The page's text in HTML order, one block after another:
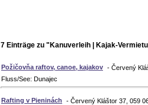
7 Einträge zu "Kanuverleih | Kajak-
Požičovňa raftov, canoe, kajakov - Červený
Fluss/See: Dunajec
Rafting v Pieninách
- Červený Kláštor 37, 059